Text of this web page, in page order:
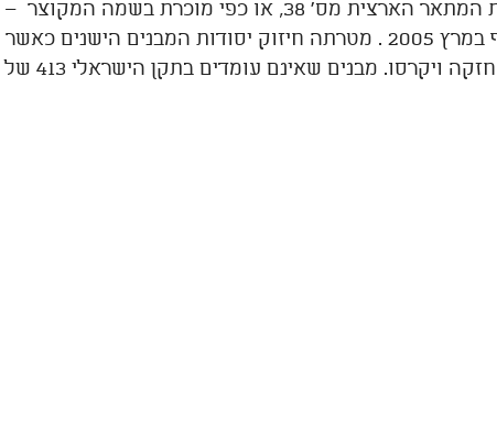
38, או כפי מוכרת בשמה המקוצר  –
התכנית נכנסה לתוקף במרץ 2005 . מטרתה חיזוק יסודות המבנים
יעמדו ברעידת